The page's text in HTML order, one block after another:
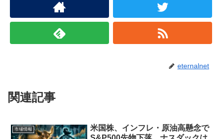
eternalnet
関連記事
市場情報
米国株、インフレ・原油高懸念で